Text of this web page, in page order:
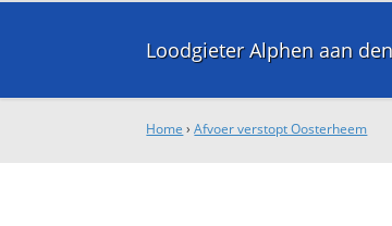
Loodgieter Alphen aan
Home ›Afvoer verstopt Oosterheem